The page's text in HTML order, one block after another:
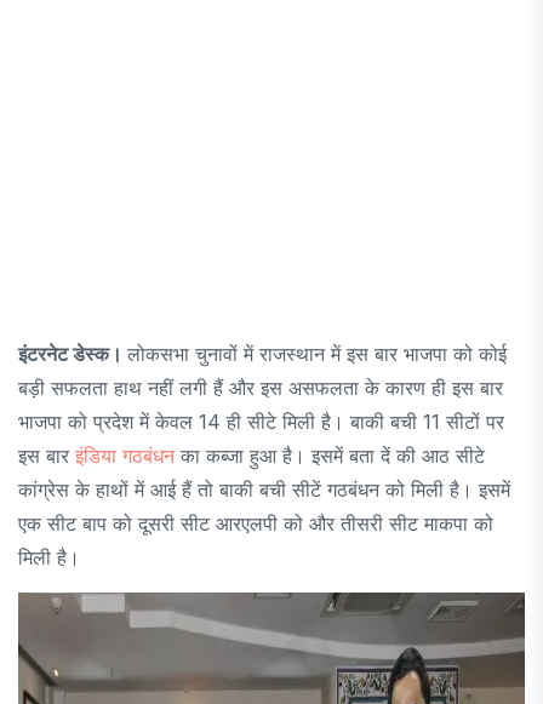
इंटरनेट डेस्क। लोकसभा चुनावों में राजस्थान में इस बार भाजपा को कोई
बड़ी सफलता हाथ नहीं लगी हैं और इस असफलता के कारण ही इस बार
भाजपा को प्रदेश में केवल 14 ही सीटे मिली है। बाकी बची 11 सीटों पर
इस बार इंडिया गठबंधनका कब्जा हुआ है। इसमें बता दें की आठ सीटे
कांग्रेस के हाथों में आई हैं तो बाकी बची सीटें गठबंधन को मिली है। इसमें
एक सीट बाप को दूसरी सीट आरएलपी को और तीसरी सीट माकपा को
मिली है।